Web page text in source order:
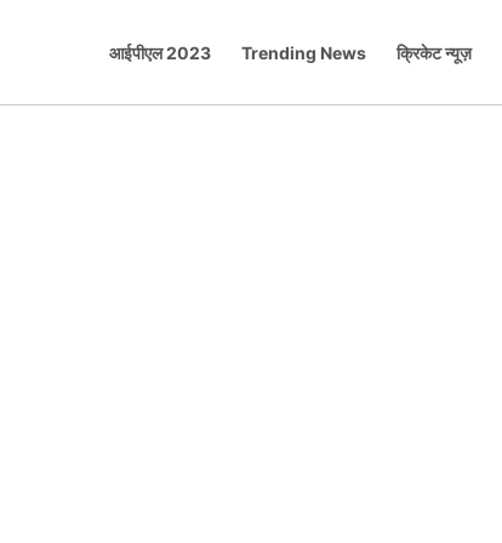
आईपीएल 2023 Trending News क्रिकेट न्यूज़